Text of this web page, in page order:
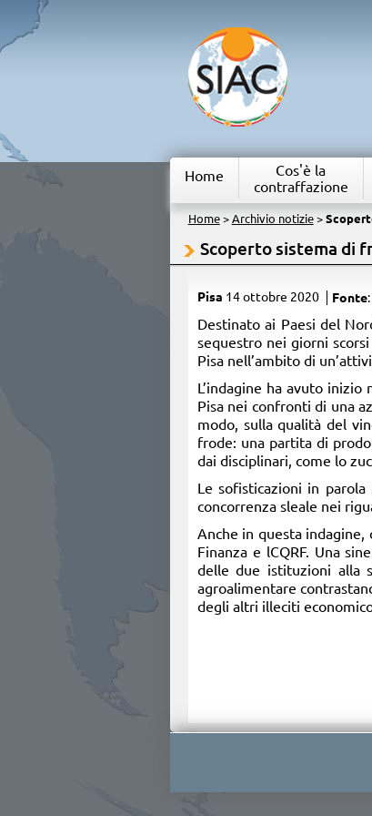
Home
Cos'è la
contraffazione
Home> Archivio notizie>
Scoperto sistema di
Pisa 14 ottobre 2020 Fonte
​Destinato ai Paesi del
sequestro nei giorni
Pisa nell’ambito di
L’indagine ha avuto
Pisa nei confronti di una
modo, sulla qualità del
frode: una partita di
dai disciplinari, come lo
Le sofisticazioni in
concorrenza sleale nei
Anche in questa
Finanza e lCQRF. Una
delle due istituzioni alla
agroalimentare
degli altri illeciti